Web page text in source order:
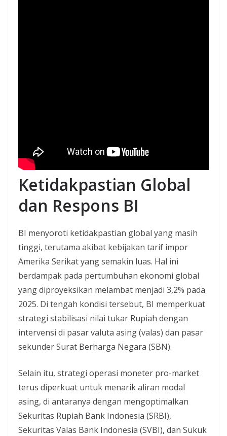
Ketidakpastian Global
dan Respons BI
BI menyoroti ketidakpastian global yang masih
tinggi, terutama akibat kebijakan tarif impor
Amerika Serikat yang semakin luas. Hal ini
berdampak pada pertumbuhan ekonomi global
yang diproyeksikan melambat menjadi 3,2% pada
2025. Di tengah kondisi tersebut, BI memperkuat
strategi stabilisasi nilai tukar Rupiah dengan
intervensi di pasar valuta asing (valas) dan pasar
sekunder Surat Berharga Negara (SBN).
Selain itu, strategi operasi moneter pro-market
terus diperkuat untuk menarik aliran modal
asing, di antaranya dengan mengoptimalkan
Sekuritas Rupiah Bank Indonesia (SRBI),
Sekuritas Valas Bank Indonesia (SVBI), dan Sukuk